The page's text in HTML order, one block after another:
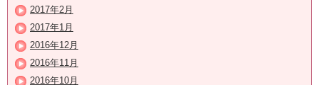
2017年2月
2017年1月
2016年12月
2016年11月
2016年10月